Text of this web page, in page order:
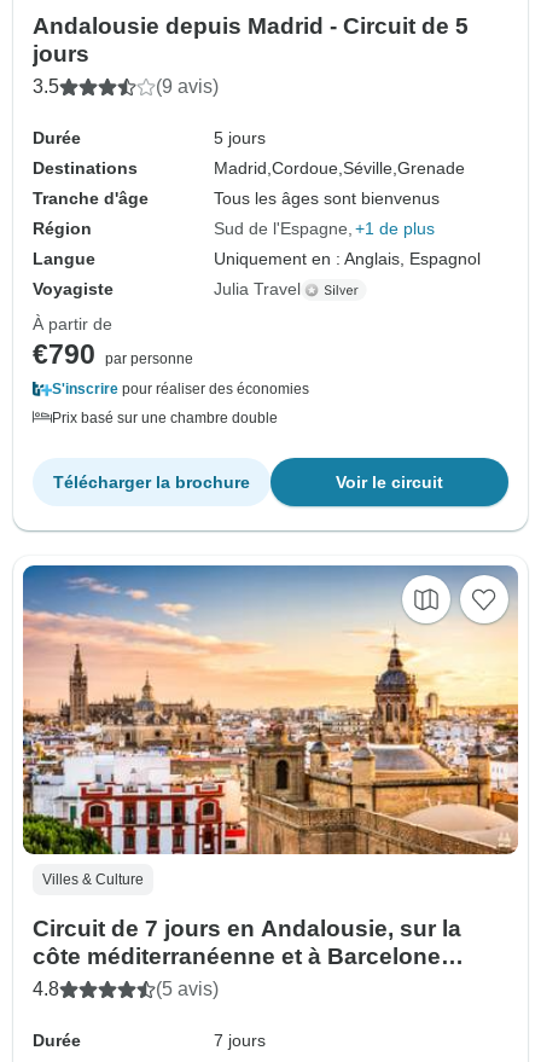
Andalousie depuis Madrid - Circuit de 5
jours
3.5 (9 avis)
Durée
5 jours
Destinations
Madrid,Cordoue,Séville,Grenade
Tranche d'âge
Tous les âges sont bienvenus
Région
Sud de l'Espagne +1 de plus
Langue
Uniquement en : Anglais, Espagnol
Voyagiste
Julia Travel
À partir de
€790
par personne
S'inscrire pour réaliser des économies
Prix basé sur une chambre double
Voir le circuit
Télécharger la brochure
Villes & Culture
Circuit de 7 jours en Andalousie, sur la
côte méditerranéenne et à Barcelone
depuis Madrid
4.8 (5 avis)
Durée
7 jours